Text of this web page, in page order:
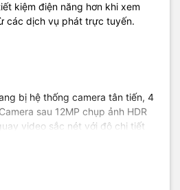
kiệm điện năng hơn khi xem
các dịch vụ phát trực tuyến.
bị hệ thống camera tân tiến, 4
sau 12MP chụp ảnh HDR
video sắc nét với độ chi tiết